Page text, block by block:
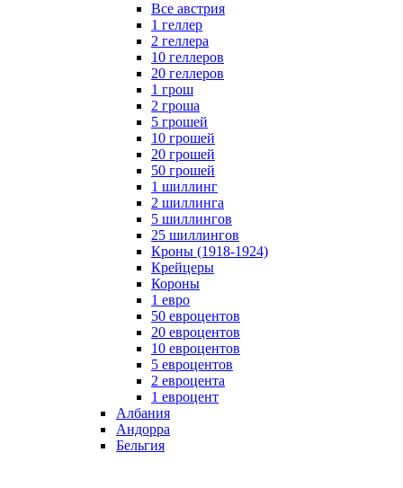
Все австрия
1 геллер
2 геллера
10 геллеров
20 геллеров
1 грош
2 гроша
5 грошей
10 грошей
20 грошей
50 грошей
1 шиллинг
2 шиллинга
5 шиллингов
25 шиллингов
Кроны (1918-1924)
Крейцеры
Короны
1 евро
50 евроцентов
20 евроцентов
10 евроцентов
5 евроцентов
2 евроцента
1 евроцент
Албания
Андорра
Бельгия